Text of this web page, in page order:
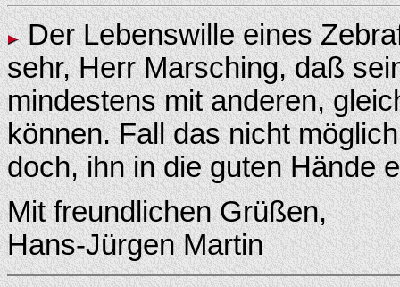
Der Lebenswille eines
sehr, Herr Marsching, daß
mindestens mit anderen,
können. Fall das nicht
doch, ihn in die guten Hände
Mit freundlichen Grüßen,
Hans-Jürgen Martin